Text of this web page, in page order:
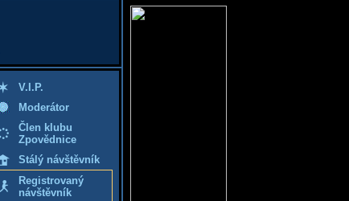
V.I.P.
Moderátor
Člen klubu
Zpovědnice
Stálý návštěvník
Registrovaný
návštěvník